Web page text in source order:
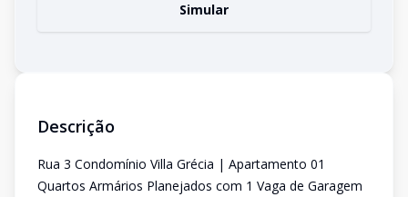
Simular
Descrição
Rua 3 Condomínio Villa Grécia | Apartamento 01
Quartos Armários Planejados com 1 Vaga de Garagem